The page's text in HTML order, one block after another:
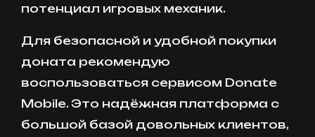
потенциал игровых механик.
Для безопасной и удобной покупки
доната рекомендую
воспользоваться сервисом Donate
Mobile. Это надёжная платформа с
большой базой довольных клиентов,